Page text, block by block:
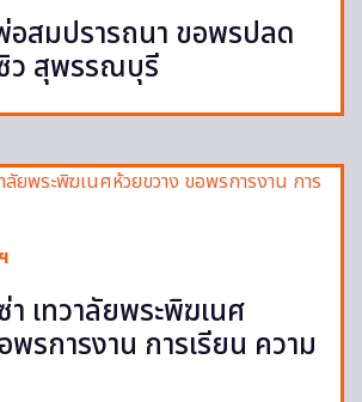
อสมปรารถนา ขอพรปลด
ว สุพรรณบุรี
เทวาลัยพระพิฆเนศ
พรการงาน การเรียน ความ